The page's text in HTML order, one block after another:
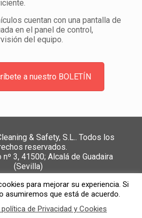
cuentan con una pantalla de
en el panel de control,
del equipo.
a nuestro BOLETÍN
& Safety, S.L.. Todos los
reservados.
3, 41500; Alcalá de Guadaira
(Sevilla)
y Cookies//Política de calidad,
y SST//Canal de denuncias
para mejorar su experiencia. Si
asumiremos que está de acuerdo.
de Privacidad y Cookies